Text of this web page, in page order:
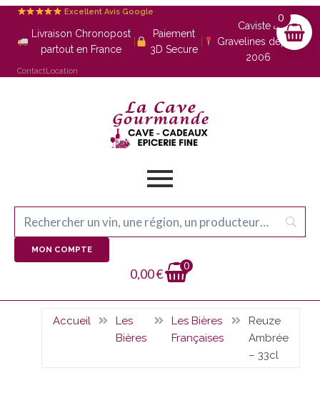
Excellent Avis Google
Livraison Chronopost
partout en France
Paiement
3D Secure
Caviste à
Gravelines depuis
2006
ContactLocation
MON COMPTE
0,00€
0
Accueil
Les
Bières
Les Bières
Françaises
Reuze
Ambrée
– 33cl
0